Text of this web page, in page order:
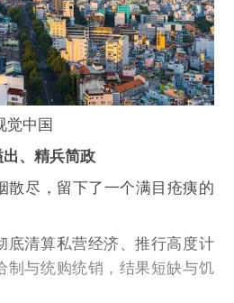
觉中国
、精兵简政
散尽，留下了一个满目疮痍的
底清算私营经济、推行高度计
制与统购统销，结果短缺与饥